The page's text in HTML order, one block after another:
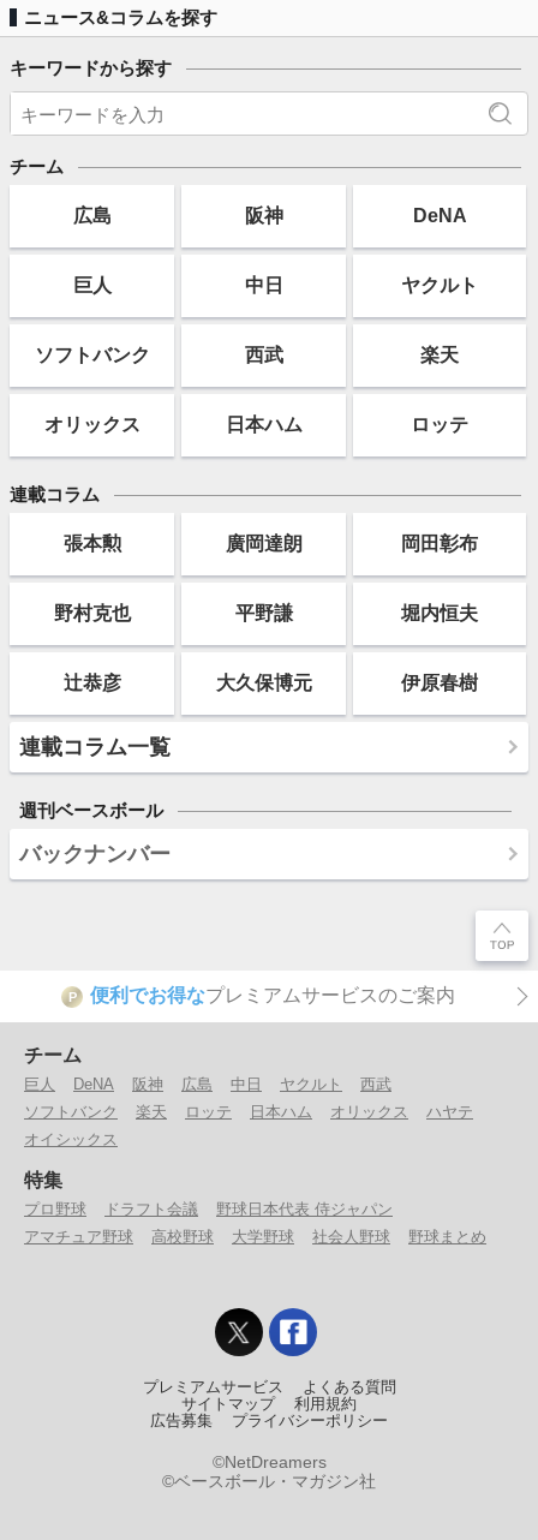
ニュース&コラムを探す
キーワードから探す
チーム
広島 阪神 DeNA
巨人 中日 ヤクルト
ソフトバンク 西武 楽天
オリックス 日本ハム ロッテ
連載コラム
張本勲 廣岡達朗 岡田彰布
野村克也 平野謙 堀内恒夫
辻恭彦 大久保博元 伊原春樹
連載コラム一覧
週刊ベースボール
バックナンバー
P 便利でお得なプレミアムサービスのご案内
チーム
巨人 DeNA 阪神 広島 中日 ヤクルト
西武
ソフトバンク
楽天 ロッテ 日本ハム オリックス
ハヤテ
オイシックス
特集
プロ野球 ドラフト会議
野球日本代表 侍ジャパン
アマチュア野球
高校野球 大学野球 社会人野球 野球まとめ
プレミアムサービス
よくある質問
サイトマップ
利用規約
広告募集
プライバシーポリシー
©NetDreamers
©ベースボール・マガジン社